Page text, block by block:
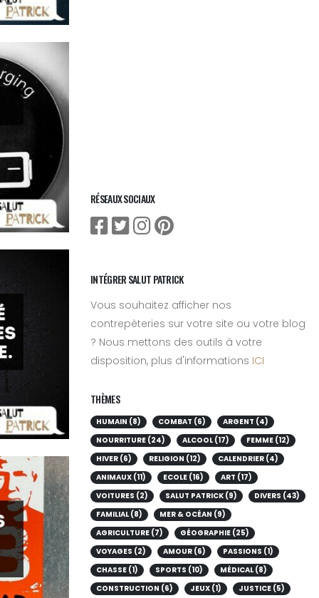
RÉSEAUX SOCIAUX
INTÉGRER SALUT PATRICK
Vous souhaitez afficher nos
contrepèteries sur votre site ou votre blog
? Nous mettons des outils à votre
disposition, plus d'informations ICI
THÈMES
HUMAIN (8) COMBAT (6)
ARGENT (4)
NOURRITURE (24)
ALCOOL (17)
FEMME (12)
HIVER (6)
RELIGION (12)
CALENDRIER (4)
ANIMAUX (11)
ECOLE (16)
ART (17)
VOITURES (2)
SALUT PATRICK (9)
DIVERS (43)
FAMILIAL (8)
MER & OCÉAN (9)
AGRICULTURE (7)
GÉOGRAPHIE (25)
VOYAGES (2)
AMOUR (6)
PASSIONS (1)
CHASSE (1)
SPORTS (10)
MÉDICAL (8)
CONSTRUCTION (6)
JEUX (1) JUSTICE (5)